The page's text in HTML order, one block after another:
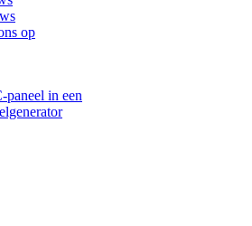
op
paneel in een